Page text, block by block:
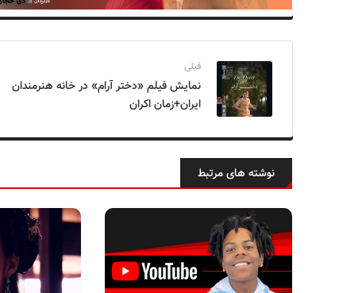
قبلی
نمایش فیلم «دختر آرام»‏ در خانه هنرمندان
ایران+زمان اکران
نوشته های مرتبط